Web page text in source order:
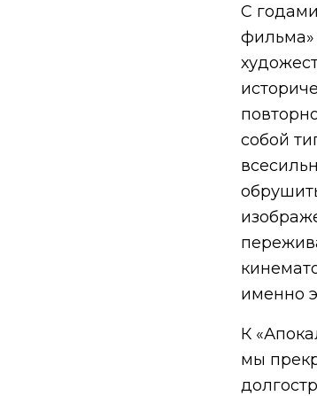
С
фильма»
собой
именно
К
мы